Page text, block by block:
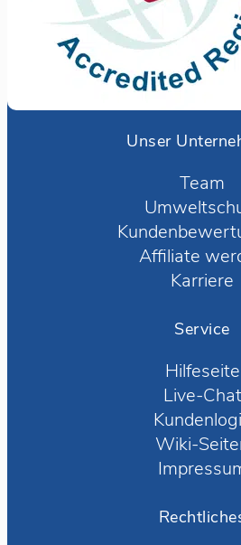
Unser
Team
Affiliate
Karriere
Service
Hilfeseite
Live-Chat
Wiki-